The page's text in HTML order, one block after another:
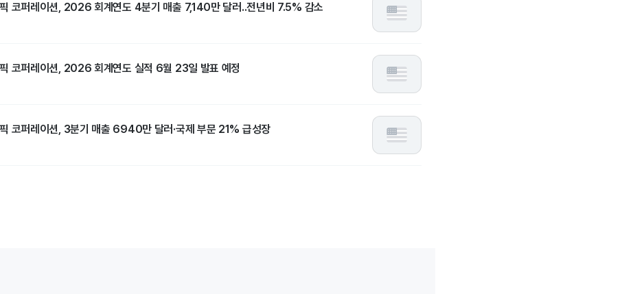
코퍼레이션, 2026 회계연도 4분기 매출 7,140만 달러..전년비 7.5% 감소
코퍼레이션, 2026 회계연도 실적 6월 23일 발표 예정
코퍼레이션, 3분기 매출 6940만 달러·국제 부문 21% 급성장